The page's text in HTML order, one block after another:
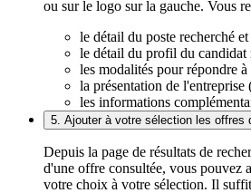
ou sur le logo sur la gauche. Vous
le détail du poste recherché
le détail du profil du candidat
les modalités pour répondre
la présentation de l'entreprise
les informations
5. Ajouter à votre sélection les offres
Depuis la page de résultats de
d'une offre consultée, vous pouvez
votre choix à votre sélection. Il